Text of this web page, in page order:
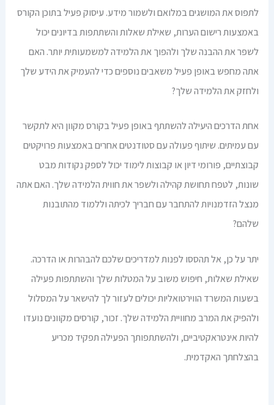
לתפוס את המושגים במלואם ולשמור מידע. עיסוק פעיל בתוכן הקורס
באמצעות רישום הערות, שאילת שאלות והשתתפות בדיונים יכול
לשפר את ההבנה שלך ולהפוך את הלמידה למשמעותית יותר. האם
אתה מחפש באופן פעיל משאבים נוספים כדי להעמיק את הידע שלך
ולחזק את הלמידה שלך?
אחת הדרכים היעילה להשתתף באופן פעיל בקורס מקוון היא לתקשר
עם עמיתים. שיתוף פעולה עם סטודנטים אחרים באמצעות פרויקטים
קבוצתיים, פורומי דיון או קבוצות לימוד יכול לספק נקודות מבט
שונות, לטפח תחושת קהילה ולשפר את חווית הלמידה שלך. האם אתה
מנצל הזדמנויות להתחבר עם חבריך לכיתה וללמוד מהתובנות
שלהם?
יתר על כן, אל תהססו לפנות למדריכים שלכם להבהרות או הדרכה.
שאילת שאלות, חיפוש משוב על המטלות שלך והשתתפות פעילה
בשעות המשרד הווירטואליות יכולים לעזור לך להישאר על המסלול
ולהפיק את המרב מחוויית הלמידה שלך. זכור, קורסים מקוונים נועדו
להיות אינטראקטיביים, ולהשתתפותך הפעילה תפקיד מכריע
בהצלחתך האקדמית.